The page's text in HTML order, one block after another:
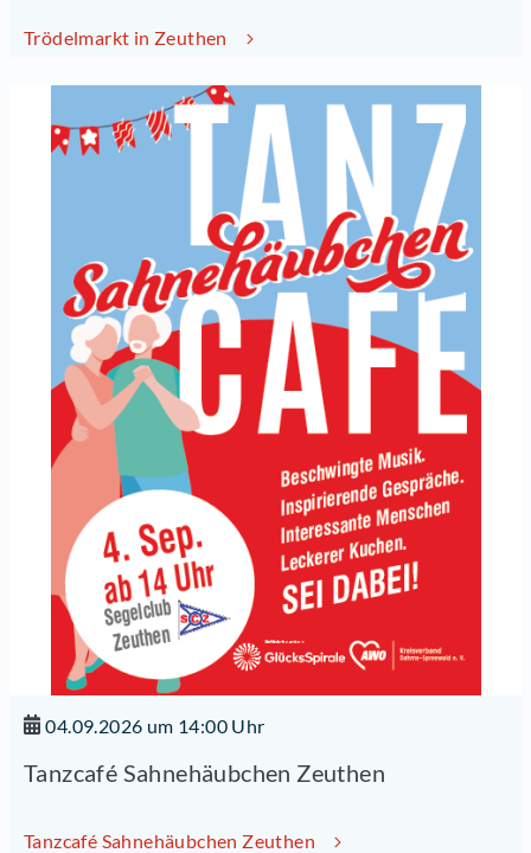
Trödelmarkt in Zeuthen
04.09.2026 um 14:00 Uhr
Tanzcafé Sahnehäubchen Zeuthen
Tanzcafé Sahnehäubchen Zeuthen